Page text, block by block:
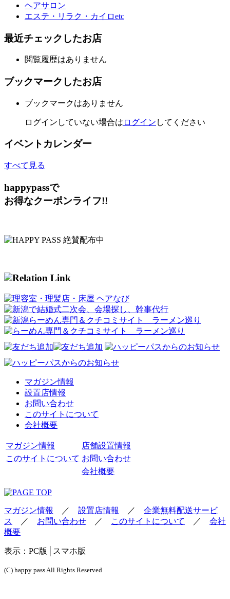
ヘアサロン
エステ・リラク・カイロetc
最近チェックしたお店
閲覧履歴はありません
ブックマークしたお店
ブックマークはありません
ログインしていない場合は ログイン してください
イベントカレンダー
すべて見る
happypassで
お得なクーポンライフ!!
マガジン情報
設置店情報
お問い合わせ
このサイトについて
会社概要
マガジン情報
店舗設置情報
このサイトについて お問い合わせ
会社概要
マガジン情報 ／ 設置店情報 ／ 企業無料配送サービ
ス
／ お問い合わせ ／ このサイトについて ／ 会社
概要
表示： PC版 │スマホ版
(C) happy pass All Rights Reserved